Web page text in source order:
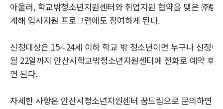
아울러, 학교밖청소년지원센터와 취업지원 협약을 맺은 ㈜탐
계해 입사지원 프로그램에도 참여하게 된다.
신청대상은 15∼24세 이하 학교 밖 청소년이면 누구나 신청이
월 22일까지 안산시학교밖청소년지원센터에 전화로 예약 후
면 된다.
자세한 사항은 안산시청소년지원센터 꿈드림으로 문의하면